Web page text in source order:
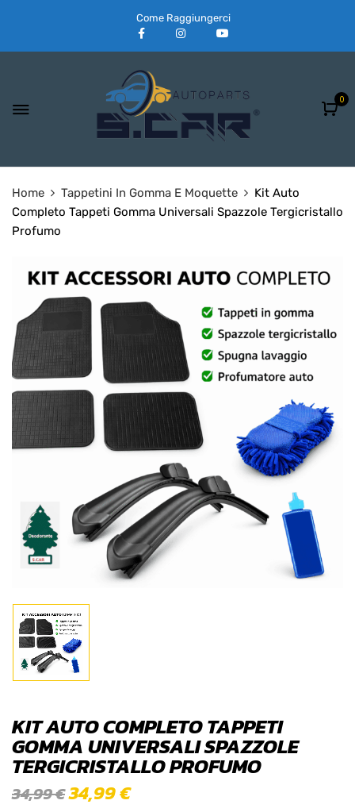
Come Raggiungerci
0
Home Tappetini In Gomma E Moquette
Kit Auto
Completo Tappeti Gomma Universali Spazzole Tergicristallo
Profumo
KIT AUTO COMPLETO TAPPETI
GOMMA UNIVERSALI SPAZZOLE
TERGICRISTALLO PROFUMO
34,99€34,99€